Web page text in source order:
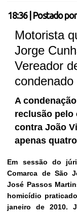
18:36| Postado por
Motorista
Jorge
Vereador
condenado
A
reclusão
contra João
apenas
Em sessão do
Comarca de São
José Passos
homicídio
janeiro de 2010.